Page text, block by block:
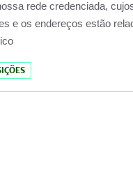
rede credenciada,
e os endereços estão